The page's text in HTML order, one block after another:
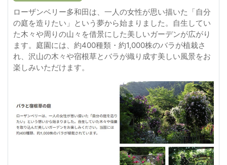
ローザンベリー多和田は、一人の女性が思い描いた「自分
の庭を造りたい」という夢から始まりました。自生してい
た木々や周りの山々を借景にした美しいガーデンが広がり
ます。庭園には、約400種類・約1,000株のバラが植栽さ
れ、沢山の木々や宿根草とバラが織り成す美しい風景をお
楽しみいただけます。